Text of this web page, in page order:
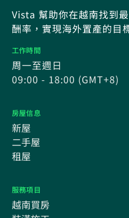
Vista 幫助你在越南找到
酬率，實現海外置產的目
工作時間
周一至週日
09:00 - 18:00 (GMT+8)
房屋信息
新屋
二手屋
租屋
服務項目
越南買房